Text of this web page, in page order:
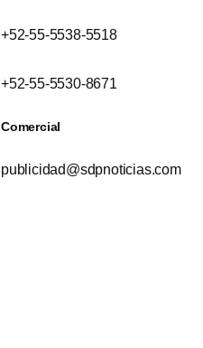
+52-55-5538-5518
+52-55-5530-8671
Comercial
publicidad@sdpnoticias.com